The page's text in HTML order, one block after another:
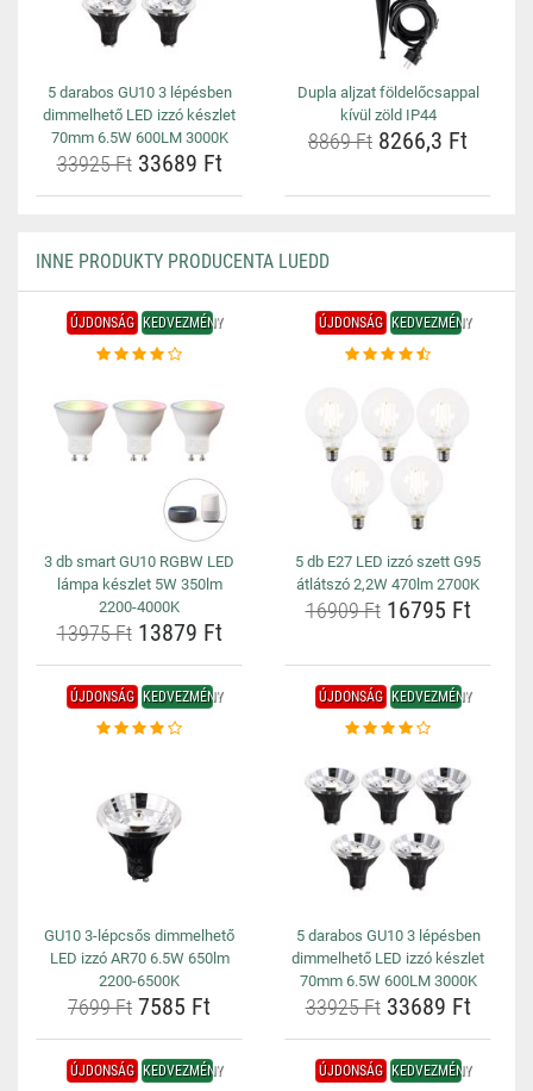
5 darabos GU10 3 lépésben
dimmelhető LED izzó készlet
70mm 6.5W 600LM 3000K
33925 Ft33689 Ft
Dupla aljzat földelőcsappal
kívül zöld IP44
8869 Ft 8266,3 Ft
INNE PRODUKTY PRODUCENTA LUEDD
ÚJDONSÁG KEDVEZMÉNY
3 db smart GU10 RGBW LED
lámpa készlet 5W 350lm
2200-4000K
13975 Ft13879 Ft
ÚJDONSÁG KEDVEZMÉNY
5 db E27 LED izzó szett G95
átlátszó 2,2W 470lm 2700K
16909 Ft16795 Ft
ÚJDONSÁG KEDVEZMÉNY
GU10 3-lépcsős dimmelhető
LED izzó AR70 6.5W 650lm
2200-6500K
7699 Ft 7585 Ft
ÚJDONSÁG KEDVEZMÉNY
5 darabos GU10 3 lépésben
dimmelhető LED izzó készlet
70mm 6.5W 600LM 3000K
33925 Ft33689 Ft
ÚJDONSÁG KEDVEZMÉNY ÚJDONSÁG KEDVEZMÉNY